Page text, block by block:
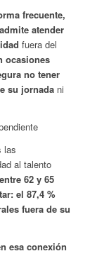
frecuente,
atender
fuera del
ocasiones
no tener
su jornadani
las
al talento
62 y 65
el 87,4 %
fuera de su
esa conexión